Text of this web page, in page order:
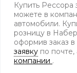
Купить Рессора
можете в
автомобили.
розницу в
оформив заказ
заявку по
компании .